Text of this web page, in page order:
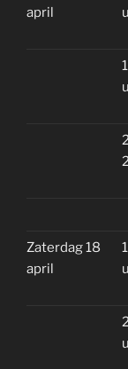
april
Zaterdag 18
april